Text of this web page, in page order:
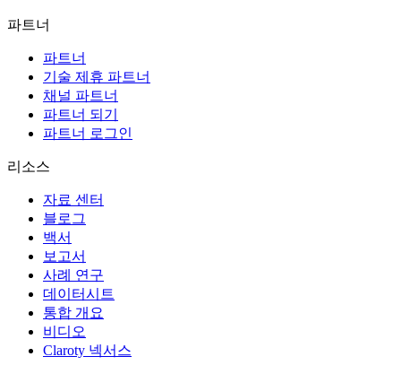
파트너
파트너
기술 제휴 파트너
채널 파트너
파트너 되기
파트너 로그인
리소스
자료 센터
블로그
백서
보고서
사례 연구
데이터시트
통합 개요
비디오
Claroty 넥서스